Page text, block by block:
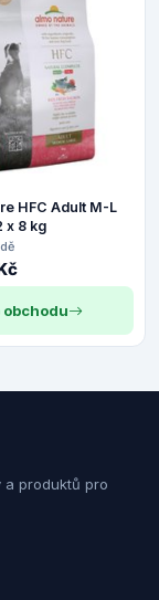
HFC Adult M-L
x 8 kg
obchodu
a produktů pro